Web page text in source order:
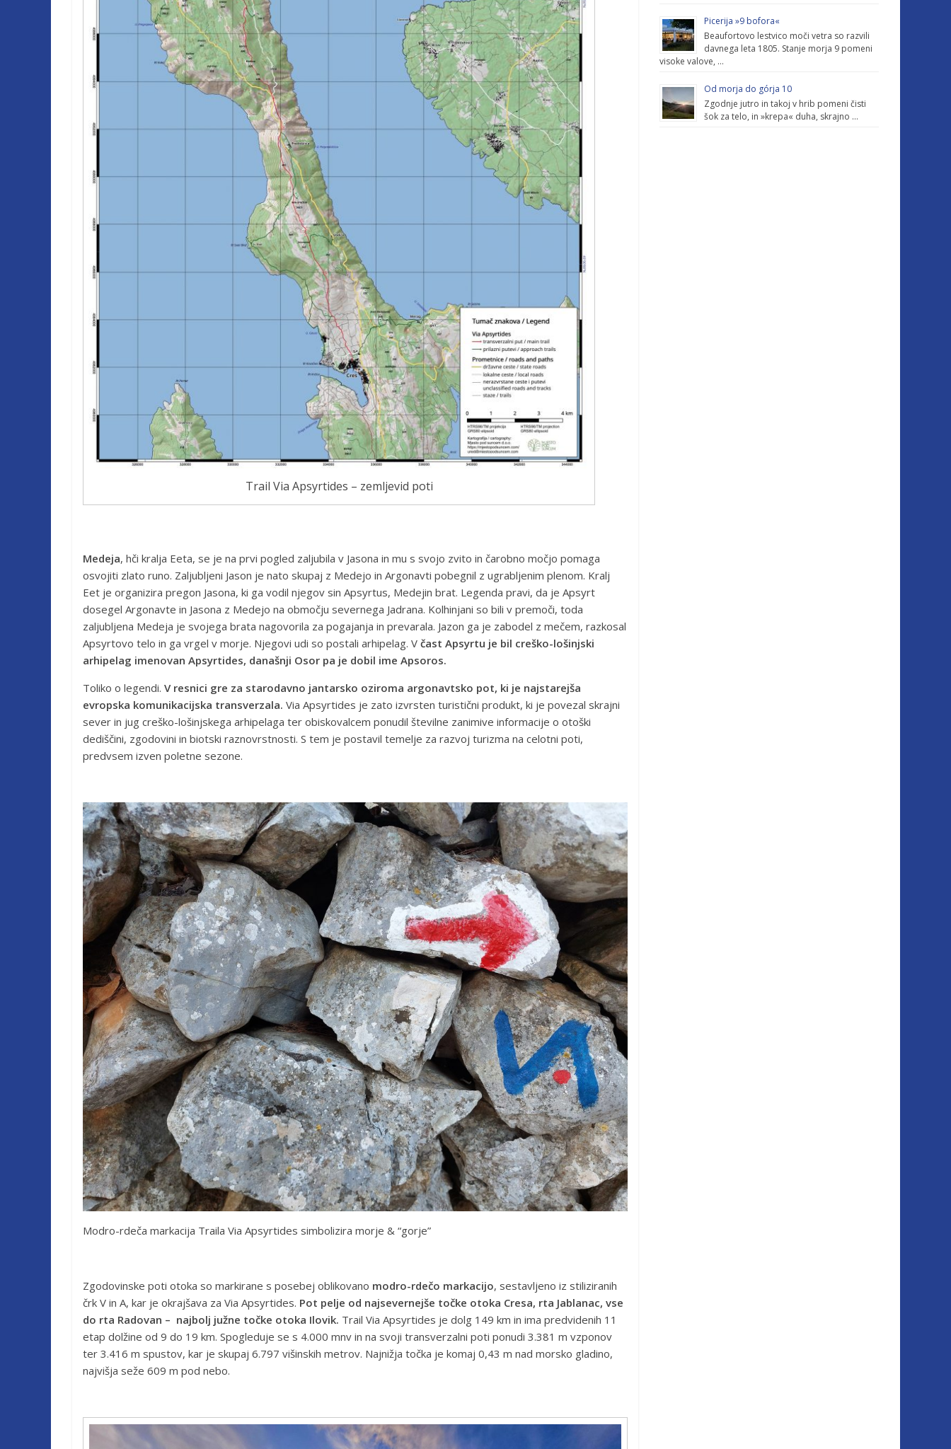
Trail Via Apsyrtides – zemljevid poti
Medeja, hči kralja Eeta, se je na prvi pogled zaljubila v Jasona in mu s svojo zvito in čarobno močjo pomaga
osvojiti zlato runo. Zaljubljeni Jason je nato skupaj z Medejo in Argonavti pobegnil z ugrabljenim plenom. Kralj
Eet je organizira pregon Jasona, ki ga vodil njegov sin Apsyrtus, Medejin brat. Legenda pravi, da je Apsyrt
dosegel Argonavte in Jasona z Medejo na območju severnega Jadrana. Kolhinjani so bili v premoči, toda
zaljubljena Medeja je svojega brata nagovorila za pogajanja in prevarala. Jazon ga je zabodel z mečem, razkosal
Apsyrtovo telo in ga vrgel v morje. Njegovi udi so postali arhipelag. V čast Apsyrtu je bil creško-lošinjski
arhipelag imenovan Apsyrtides, današnji Osor pa je dobil ime Apsoros.
Toliko o legendi. V resnici gre za starodavno jantarsko oziroma argonavtsko pot, ki je najstarejša
evropska komunikacijska transverzala. Via Apsyrtides je zato izvrsten turistični produkt, ki je povezal skrajni
sever in jug creško-lošinjskega arhipelaga ter obiskovalcem ponudil številne zanimive informacije o otoški
dediščini, zgodovini in biotski raznovrstnosti. S tem je postavil temelje za razvoj turizma na celotni poti,
predvsem izven poletne sezone.
Modro-rdeča markacija Traila Via Apsyrtides simbolizira morje & “gorje”
Zgodovinske poti otoka so markirane s posebej oblikovano modro-rdečo markacijo, sestavljeno iz stiliziranih
črk V in A, kar je okrajšava za Via Apsyrtides. Pot pelje od najsevernejše točke otoka Cresa, rta Jablanac, vse
do rta Radovan – najbolj južne točke otoka Ilovik. Trail Via Apsyrtides je dolg 149 km in ima predvidenih 11
etap dolžine od 9 do 19 km. Spogleduje se s 4.000 mnv in na svoji transverzalni poti ponudi 3.381 m vzponov
ter 3.416 m spustov, kar je skupaj 6.797 višinskih metrov. Najnižja točka je komaj 0,43 m nad morsko gladino,
najvišja seže 609 m pod nebo.
Picerija »9 bofora«
Beaufortovo lestvico moči vetra so razvili
davnega leta 1805. Stanje morja 9 pomeni
visoke valove, …
Od morja do górja 10
Zgodnje jutro in takoj v hrib pomeni čisti
šok za telo, in »krepa« duha, skrajno …